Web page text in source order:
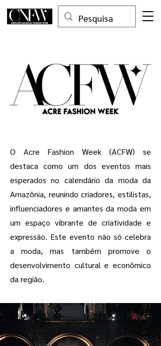
O Acre Fashion Week (ACFW) se
destaca como um dos eventos mais
esperados no calendário da moda da
Amazônia, reunindo criadores, estilistas,
influenciadores e amantes da moda em
um espaço vibrante de criatividade e
expressão. Este evento não só celebra
a moda, mas também promove o
desenvolvimento cultural e econômico
da região.